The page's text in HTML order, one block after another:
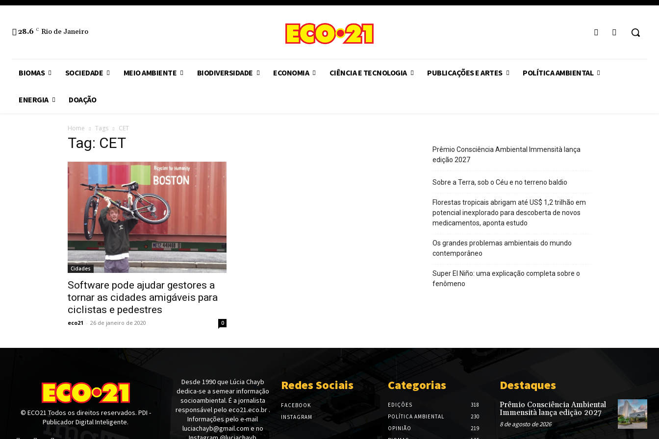
28.6 C Rio de Janeiro
BIOMAS SOCIEDADE MEIO AMBIENTE BIODIVERSIDADE ECONOMIA CIÊNCIA E TECNOLOGIA PUBLICAÇÕES E ARTES POLÍTICA AMBIENTAL
ENERGIA DOAÇÃO
Home Tags CET
Tag: CET
Cidades
Software pode ajudar gestores a
tornar as cidades amigáveis para
ciclistas e pedestres
eco21 - 26 de janeiro de 2020 0
Prêmio Consciência Ambiental Immensità lança
edição 2027
Sobre a Terra, sob o Céu e no terreno baldio
Florestas tropicais abrigam até US$ 1,2 trilhão em
potencial inexplorado para descoberta de novos
medicamentos, aponta estudo
Os grandes problemas ambientais do mundo
contemporâneo
Super El Niño: uma explicação completa sobre o
fenômeno
© ECO21 Todos os direitos reservados. PDI -
Publicador Digital Inteligente.
Desde 1990 que Lúcia Chayb
dedica-se a semear informação
socioambiental. É a jornalista
responsável pelo eco21.eco.br .
Informações pelo e-mail
luciachayb@gmail.com e no
Redes Sociais
FACEBOOK
INSTAGRAM
Categorias
EDIÇÕES
318
POLÍTICA AMBIENTAL
230
OPINIÃO
219
Destaques
Prêmio Consciência Ambiental
Immensità lança edição 2027
8 de agosto de 2026